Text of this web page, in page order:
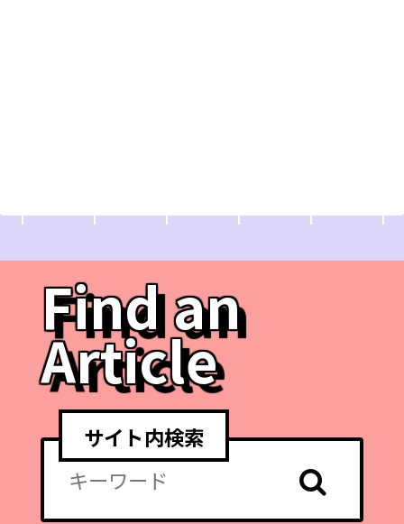
Find an
Article
サイト内検索